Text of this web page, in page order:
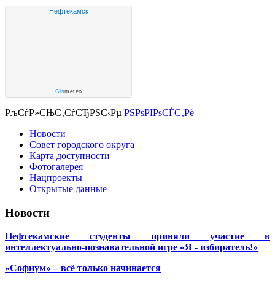
Нефтекамск
Gismeteo
РљСѓР»СЊС‚СѓСЂРЅС‹Рµ РЅРѕРІРѕСЃС‚Рё
Новости
Совет городского округа
Карта доступности
Фотогалерея
Нацпроекты
Открытые данные
Новости
Нефтекамские студенты приняли участие в
интеллектуально-познавательной игре «Я - избиратель!»
«Софиум» – всё только начинается